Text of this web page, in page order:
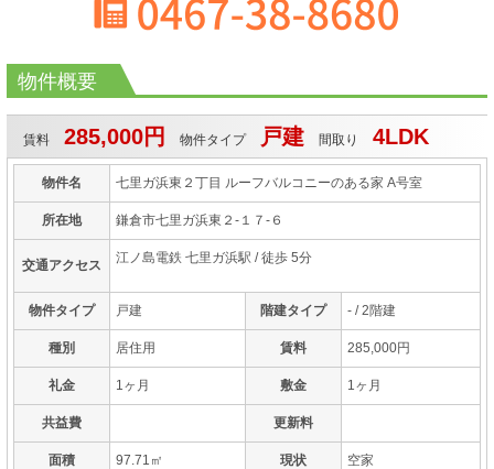
物件概要
賃料 285,000円 物件タイプ 戸建 間取り 4LDK
物件名 七里ガ浜東２丁目 ルーフバルコニーのある家 A号室
所在地 鎌倉市七里ガ浜東２-１７-６
交通アクセス 江ノ島電鉄 七里ガ浜駅 / 徒歩 5分
物件タイプ 戸建 階建タイプ - / 2階建
種別 居住用 賃料 285,000円
礼金 1ヶ月 敷金 1ヶ月
共益費 更新料
面積 97.71㎡ 現状 空家